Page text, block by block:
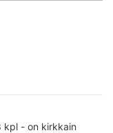
kpl - on kirkkain